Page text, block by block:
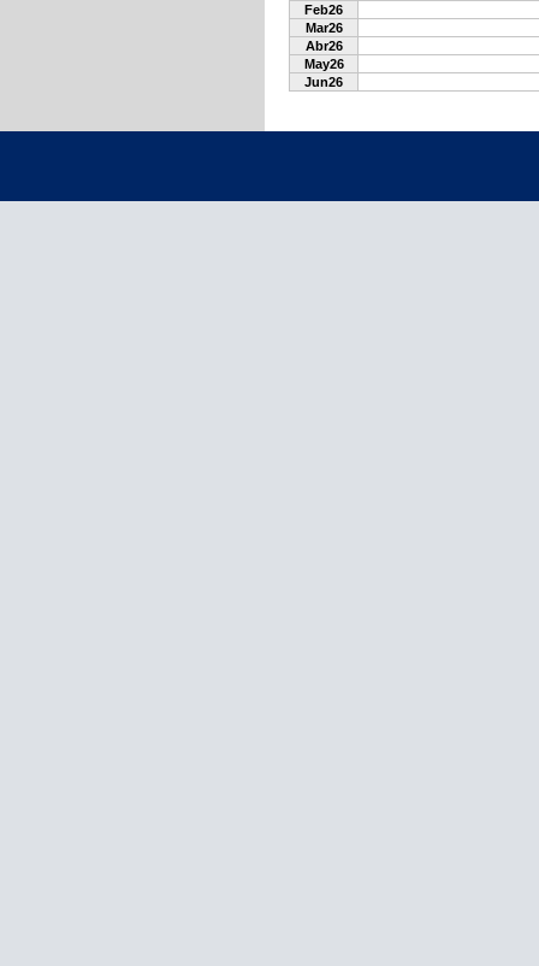
Feb26
Mar26
Abr26
May26
Jun26